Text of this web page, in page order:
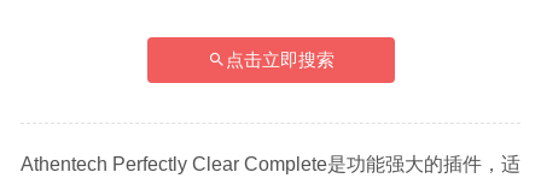
点击立即搜索
Athentech Perfectly Clear Complete是功能强大的插件，适